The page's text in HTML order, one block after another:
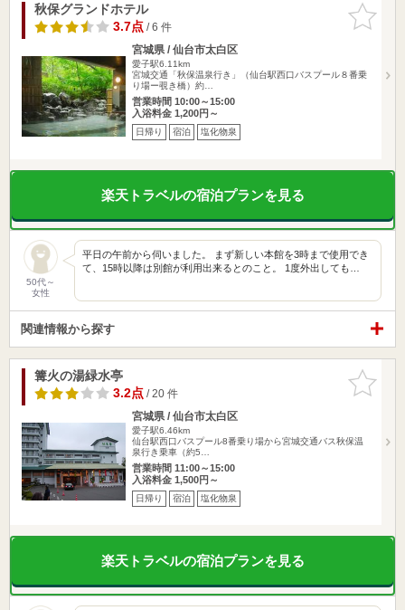
お気に入
りに追加
秋保グランドホテル
3.7点/ 6 件
宮城県 / 仙台市太白区
愛子駅6.11km
宮城交通「秋保温泉行き」（仙台駅西口バスプール８番乗
り場ー覗き橋）約…
営業時間 10:00～15:00
入浴料金 1,200円～
日帰り 宿泊 塩化物泉
楽天トラベルの宿泊プランを見る
50代～
女性
平日の午前から伺いました。 まず新しい本館を3時まで使用でき
て、15時以降は別館が利用出来るとのこと。 1度外出しても…
関連情報から探す
お気に入
りに追加
篝火の湯緑水亭
3.2点/ 20 件
宮城県 / 仙台市太白区
愛子駅6.46km
仙台駅西口バスプール8番乗り場から宮城交通バス秋保温
泉行き乗車（約5…
営業時間 11:00～15:00
入浴料金 1,500円～
日帰り 宿泊 塩化物泉
楽天トラベルの宿泊プランを見る